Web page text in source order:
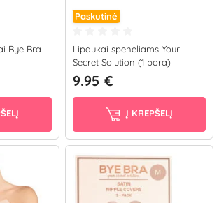
Bye Bra
Paskutinė
Lipdukai speneliams Your
Secret Solution (1 pora)
9.95 €
Į KREPŠELĮ